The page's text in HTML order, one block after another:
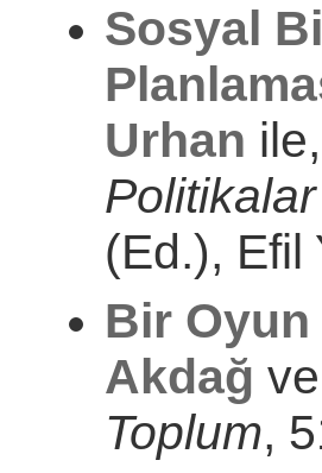
Sosyal
Urhan
(Ed.), Efil
Bir
Akdağ ve
Toplum,